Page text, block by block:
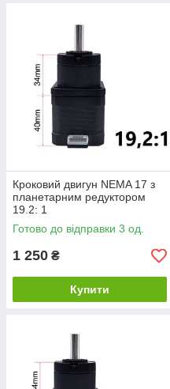
Кроковий двигун NEMA 17 з
планетарним редуктором
19.2: 1
Готово до відправки 3 од.
1 250 ₴
Купити